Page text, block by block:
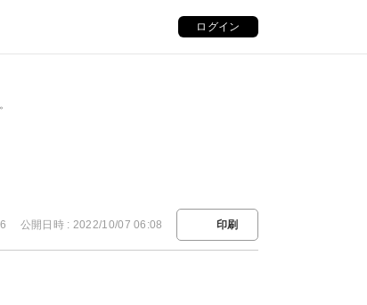
ログイン
公開日時 : 2022/10/07 06:08 印刷